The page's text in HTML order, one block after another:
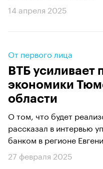
14 апреля 2025
От первого лица
ВТБ усиливает
экономики
области
О том, что будет
рассказал в интервью
банком в регионе
27 февраля 2025